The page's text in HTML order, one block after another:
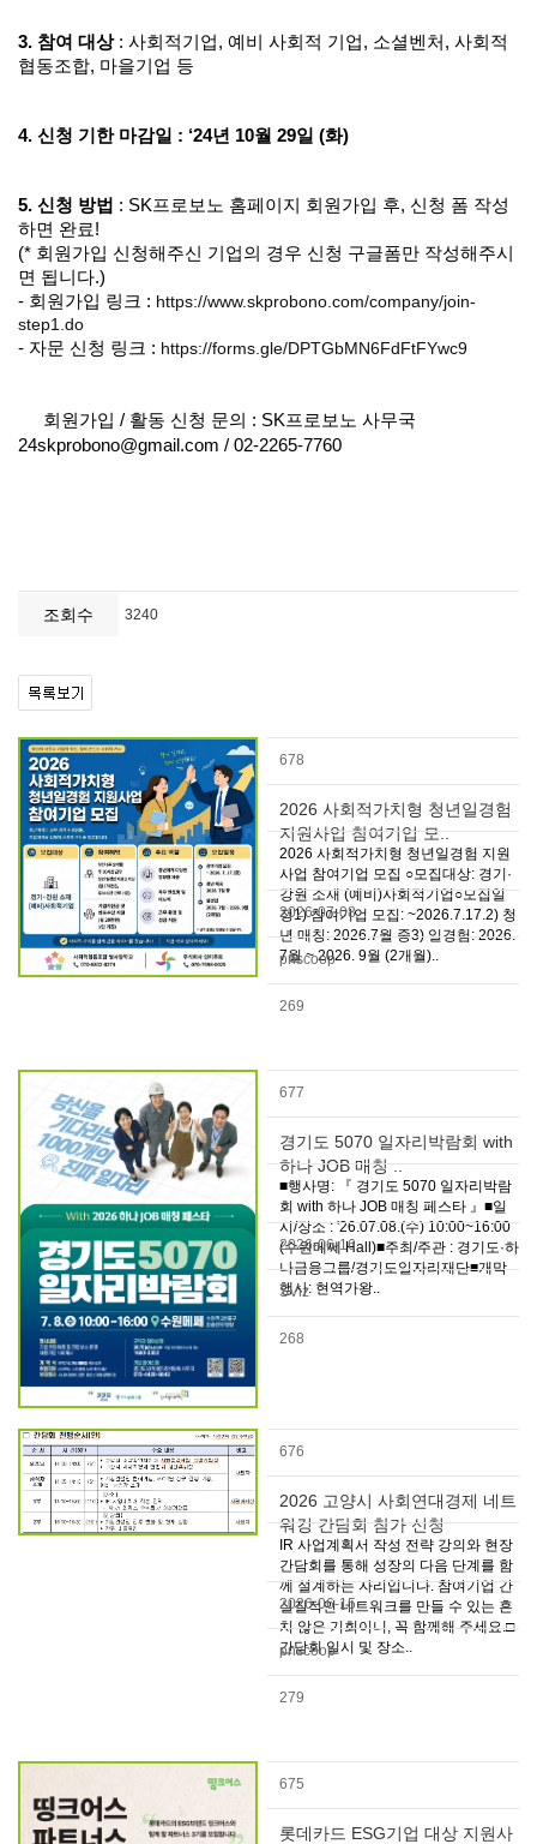
조회수 3240
678
2026 사회적가치형 청년일경험
지원사업 참여기업 모..
2026 사회적가치형 청년일경험 지원
사업 참여기업 모집 ○모집대상: 경기·
강원 소재 (예비)사회적기업○모집일
정1) 참여기업 모집: ~2026.7.17.2) 청
년 매칭: 2026.7월 중3) 일경험: 2026.
7월 ~ 2026. 9월 (2개월)..
2026-07-08
pnscoop
269
677
경기도 5070 일자리박람회 with
하나 JOB 매칭 ..
■행사명: 『 경기도 5070 일자리박람
회 with 하나 JOB 매칭 페스타 』■일
시/장소 : '26.07.08.(수) 10:00~16:00
(수원메쎄 Hall)■주최/주관 : 경기도·하
나금융그룹/경기도일자리재단■개막
행사: 현역가왕..
2026-06-16
SViz
268
676
2026 고양시 사회연대경제 네트
워킹 간담회 참가 신청
IR 사업계획서 작성 전략 강의와 현장
간담회를 통해 성장의 다음 단계를 함
께 설계하는 자리입니다. 참여기업 간
실질적인 네트워크를 만들 수 있는 흔
치 않은 기회이니, 꼭 함께해 주세요.□
간담회 일시 및 장소..
2026-06-15
pnscoop
279
675
롯데카드 ESG기업 대상 지원사